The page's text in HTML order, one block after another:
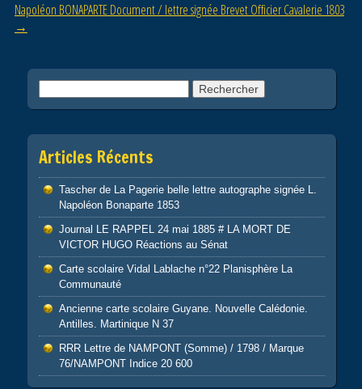
k
Napoléon BONAPARTE Document / lettre signée Brevet Officier Cavalerie 1803
→
Articles Récents
Tascher de La Pagerie belle lettre autographe signée L.
Napoléon Bonaparte 1853
Journal LE RAPPEL 24 mai 1885 # LA MORT DE
VICTOR HUGO Réactions au Sénat
Carte scolaire Vidal Lablache n°22 Planisphère La
Communauté
Ancienne carte scolaire Guyane. Nouvelle Calédonie.
Antilles. Martinique N 37
RRR Lettre de NAMPONT (Somme) / 1798 / Marque
76/NAMPONT Indice 20 600